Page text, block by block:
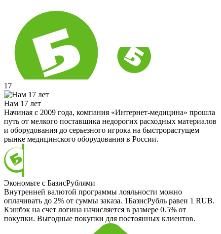
17
Нам 17 лет
Начиная с 2009 года, компания «Интернет-медицина» прошла
путь от мелкого поставщика недорогих расходных материалов
и оборудования до серьезного игрока на быстрорастущем
рынке медицинского оборудования в России.
Экономьте с БазисРублями
Внутренней валютой программы лояльности можно
оплачивать до 2% от суммы заказа. 1БазисРубль равен 1 RUB.
Кэшбэк на счет логина начисляется в размере 0.5% от
покупки. Выгодные покупки для постоянных клиентов.